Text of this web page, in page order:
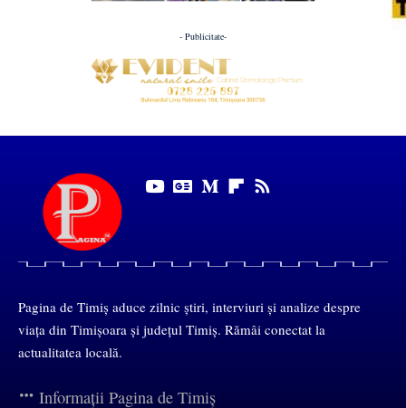
- Publicitate-
Pagina de Timiș aduce zilnic știri, interviuri și analize despre
viața din Timișoara și județul Timiș. Rămâi conectat la
actualitatea locală.
Informații Pagina de Timiș